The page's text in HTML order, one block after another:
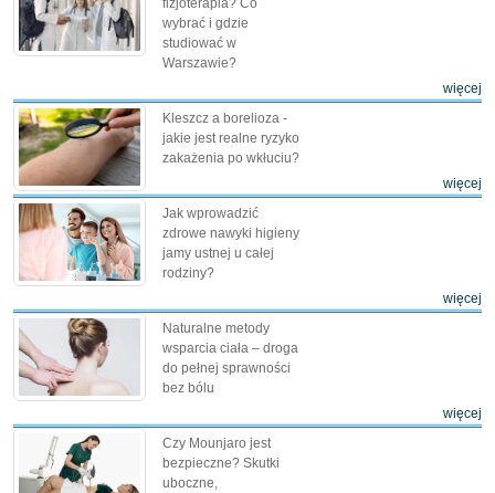
wybrać i gdzie
studiować w
Warszawie?
więcej
Kleszcz a borelioza -
jakie jest realne ryzyko
zakażenia po wkłuciu?
więcej
Jak wprowadzić
zdrowe nawyki higieny
jamy ustnej u całej
rodziny?
więcej
Naturalne metody
wsparcia ciała – droga
do pełnej sprawności
bez bólu
więcej
Czy Mounjaro jest
bezpieczne? Skutki
uboczne,